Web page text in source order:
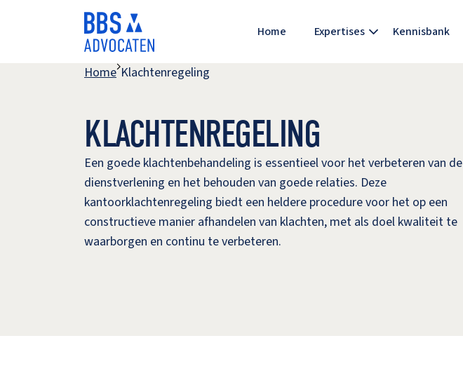
Home Expertises
Contractenrecht
Burgerlijk Procesrecht
Kennisbank
Home Klachtenregeling
KLACHTENREGELING
Een goede klachtenbehandeling is essentieel voor het verbeteren van de
dienstverlening en het behouden van goede relaties. Deze
kantoorklachtenregeling biedt een heldere procedure voor het op een
constructieve manier afhandelen van klachten, met als doel kwaliteit te
waarborgen en continu te verbeteren.